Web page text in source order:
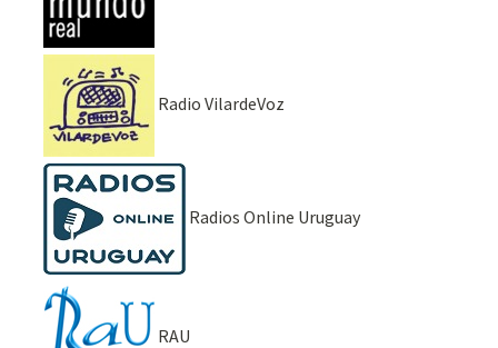
Radio VilardeVoz
Radios Online Uruguay
RAU